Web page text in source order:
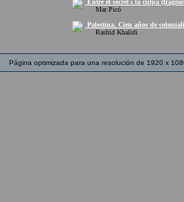
Entre el secret i la culpa
Mar Picó
Palestina. Cien años de
Rashid Khalidi
Página optimizada para una resolución de 1920 x